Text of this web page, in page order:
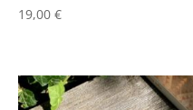
19,00 €